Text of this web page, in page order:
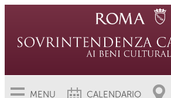
MENU CALENDARIO